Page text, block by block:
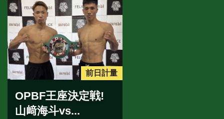
前日計量
OPBF王座決定戦!
山﨑海斗vs...